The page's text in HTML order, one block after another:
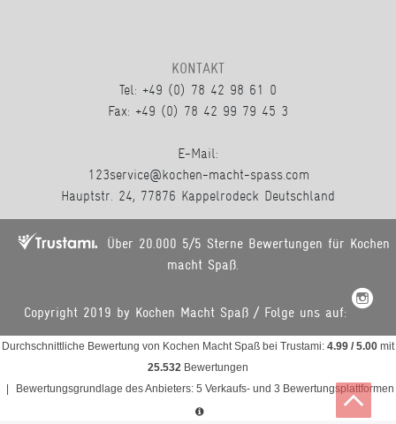
KONTAKT
Tel: +49 (0) 78 42 98 61 0
Fax: +49 (0) 78 42 99 79 45 3
E-Mail:
123service@kochen-macht-spass.com
Hauptstr. 24, 77876 Kappelrodeck Deutschland
Über 20.000 5/5 Sterne Bewertungen für Kochen
macht Spaß.
Copyright 2019 by Kochen Macht Spaß / Folge uns auf:
Durchschnittliche Bewertung von Kochen Macht Spaß bei Trustami: 4.99 / 5.00 mit
25.532 Bewertungen
Bewertungsgrundlage des Anbieters: 5 Verkaufs- und 3 Bewertungsplattformen